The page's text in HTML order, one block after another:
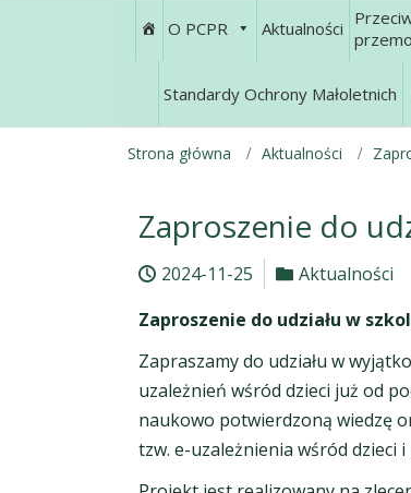
O PCPR Aktualności
Standardy Ochrony Małoletnich
Strona główna Aktualności
Zaproszenie do
2024-11-25
Aktualności
Zaproszenie do udziału w
Zapraszamy do udziału w
uzależnień wśród dzieci już od
naukowo potwierdzoną wiedzę
tzw. e-uzależnienia wśród dzieci